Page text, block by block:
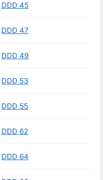
DDD 45
DDD 47
DDD 49
DDD 53
DDD 55
DDD 62
DDD 64